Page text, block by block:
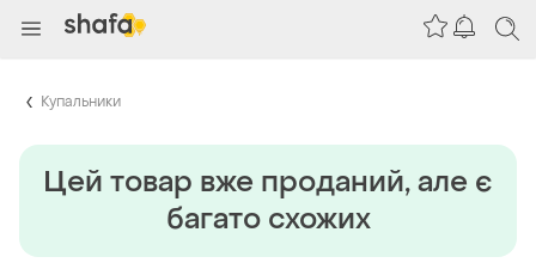
Купальники
Цей товар вже проданий, але є
багато схожих